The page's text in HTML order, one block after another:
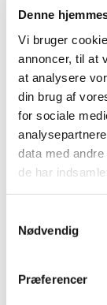
Denne
Vi bruger
annoncer, til at
at analysere
din brug af
for sociale
data med
de har
Nødvendig
Præferencer
Sankt
Da Høje
tallet,
Indtil
navn, og
særlig
en af
helgendag.
Med disse tre